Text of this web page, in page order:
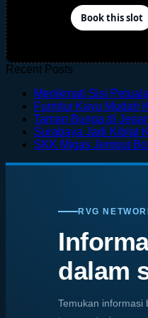
Recent Posts
Menikmati Sisi
Furnitur Kayu Mudah
Taman Bunga di
Surabaya Jadi Kiblat
SKK Migas Jemput
RVG
dalam
Temukan informasi